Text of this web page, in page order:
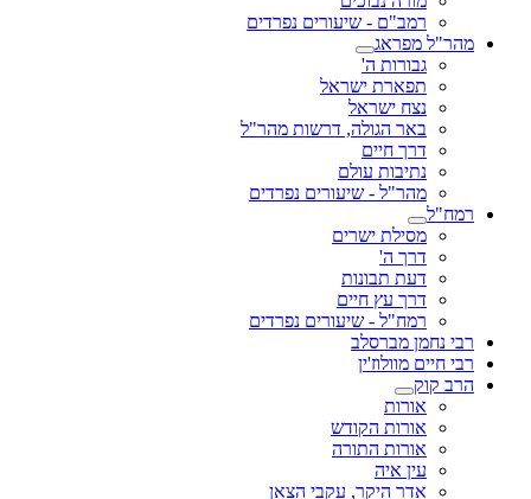
רמב"ם - שיעורים נפרדים
מהר"ל מפראג
גבורות ה'
תפארת ישראל
נצח ישראל
באר הגולה, דרשות מהר"ל
דרך חיים
נתיבות עולם
מהר"ל - שיעורים נפרדים
רמח"ל
מסילת ישרים
דרך ה'
דעת תבונות
דרך עץ חיים
רמח"ל - שיעורים נפרדים
רבי נחמן מברסלב
רבי חיים מוולוז'ין
הרב קוק
אורות
אורות הקודש
אורות התורה
עין איה
אדר היקר, עקבי הצאן